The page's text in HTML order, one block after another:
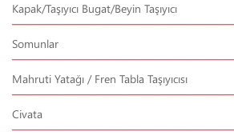
Kapak/Taşıyıcı Bugat/Beyin Taşıyıcı
Somunlar
Mahruti Yatağı / Fren Tabla Taşıyıcısı
Civata